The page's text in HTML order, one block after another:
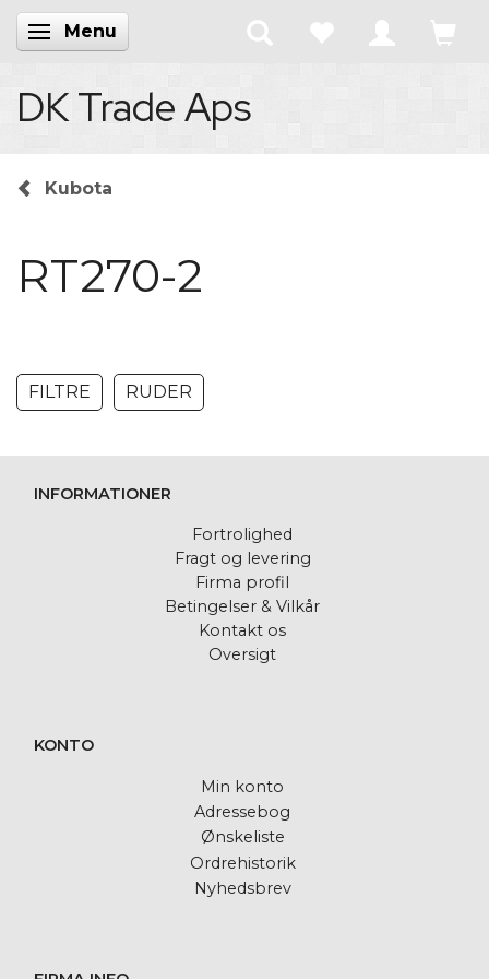
Skifte navigation
Menu
DK Trade Aps
Kubota
RT270-2
FILTRE RUDER
INFORMATIONER
Fortrolighed
Fragt og levering
Firma profil
Betingelser & Vilkår
Kontakt os
Oversigt
KONTO
Min konto
Adressebog
Ønskeliste
Ordrehistorik
Nyhedsbrev